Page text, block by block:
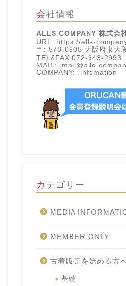
会社情報
ALLS COMPANY 株式会
URL: https://alls-
〒: 578-0905 大阪府東大
TEL&FAX:072-943-2993
MAIL: mail@alls-
COMPANY: infomation
カテゴリー
MEDIA
MEMBER ONLY
古着販売を始める方
基礎